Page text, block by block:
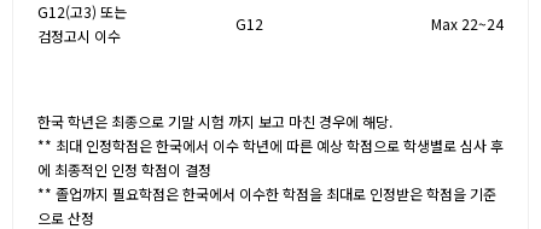
G12(고3) 또는
검정고시 이수
G12 Max 22~24
한국 학년은 최종으로 기말 시험 까지 보고 마친 경우에 해당.
** 최대 인정학점은 한국에서 이수 학년에 따른 예상 학점으로 학생별로 심사 후
에 최종적인 인정 학점이 결정
** 졸업까지 필요학점은 한국에서 이수한 학점을 최대로 인정받은 학점을 기준
으로 산정